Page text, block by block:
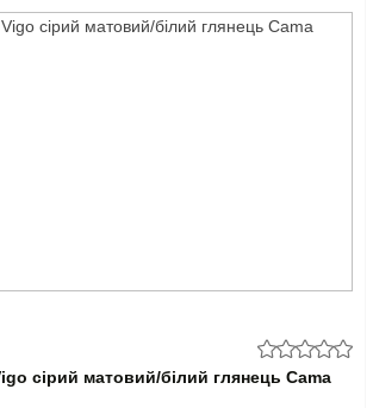
сірий матовий/білий глянець Cama